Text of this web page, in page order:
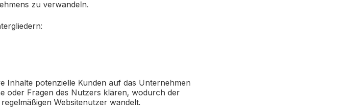
zu verwandeln.
Inhalte potenzielle Kunden auf das Unternehmen
oder Fragen des Nutzers klären, wodurch der
Websitenutzer wandelt.